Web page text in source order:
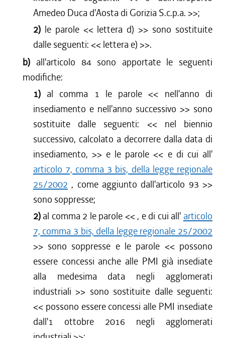
Amedeo Duca d'Aosta di Gorizia S.c.p.a. >>;
2) le parole << lettera d) >> sono sostituite
dalle seguenti: << lettera e) >>.
b) all'articolo 84 sono apportate le seguenti
modifiche:
1) al comma 1 le parole << nell'anno di
insediamento e nell'anno successivo >> sono
sostituite dalle seguenti: << nel biennio
successivo, calcolato a decorrere dalla data di
insediamento, >> e le parole << e di cui all'
articolo 7, comma 3 bis, della legge regionale
25/2002 , come aggiunto dall'articolo 93 >>
sono soppresse;
2) al comma 2 le parole <<, e di cui all' articolo
7, comma 3 bis, della legge regionale 25/2002
>> sono soppresse e le parole << possono
essere concessi anche alle PMI già insediate
alla medesima data negli agglomerati
industriali >> sono sostituite dalle seguenti:
<< possono essere concessi alle PMI insediate
dall'1 ottobre 2016 negli agglomerati